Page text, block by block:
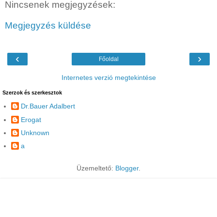
Nincsenek megjegyzések:
Megjegyzés küldése
‹ ›
Főoldal
Internetes verzió megtekintése
Szerzok és szerkesztok
Dr.Bauer Adalbert
Erogat
Unknown
a
Üzemeltető: Blogger.